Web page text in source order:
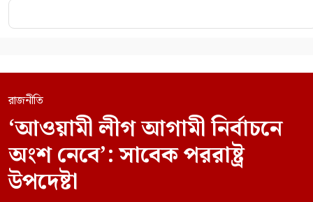
রাজনীতি
‘আওয়ামী লীগ আগামী নির্বাচনে
অংশ নেবে’: সাবেক পররাষ্ট্র
উপদেষ্টা